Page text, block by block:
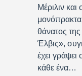
Μέριλιν
θάνατος
Έλβις»,
έχει
κάθε ένα…